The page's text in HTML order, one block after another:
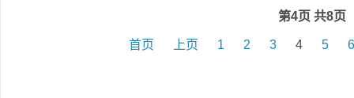
第4页 共8页
首页 上页 1 2 3 4 5 6